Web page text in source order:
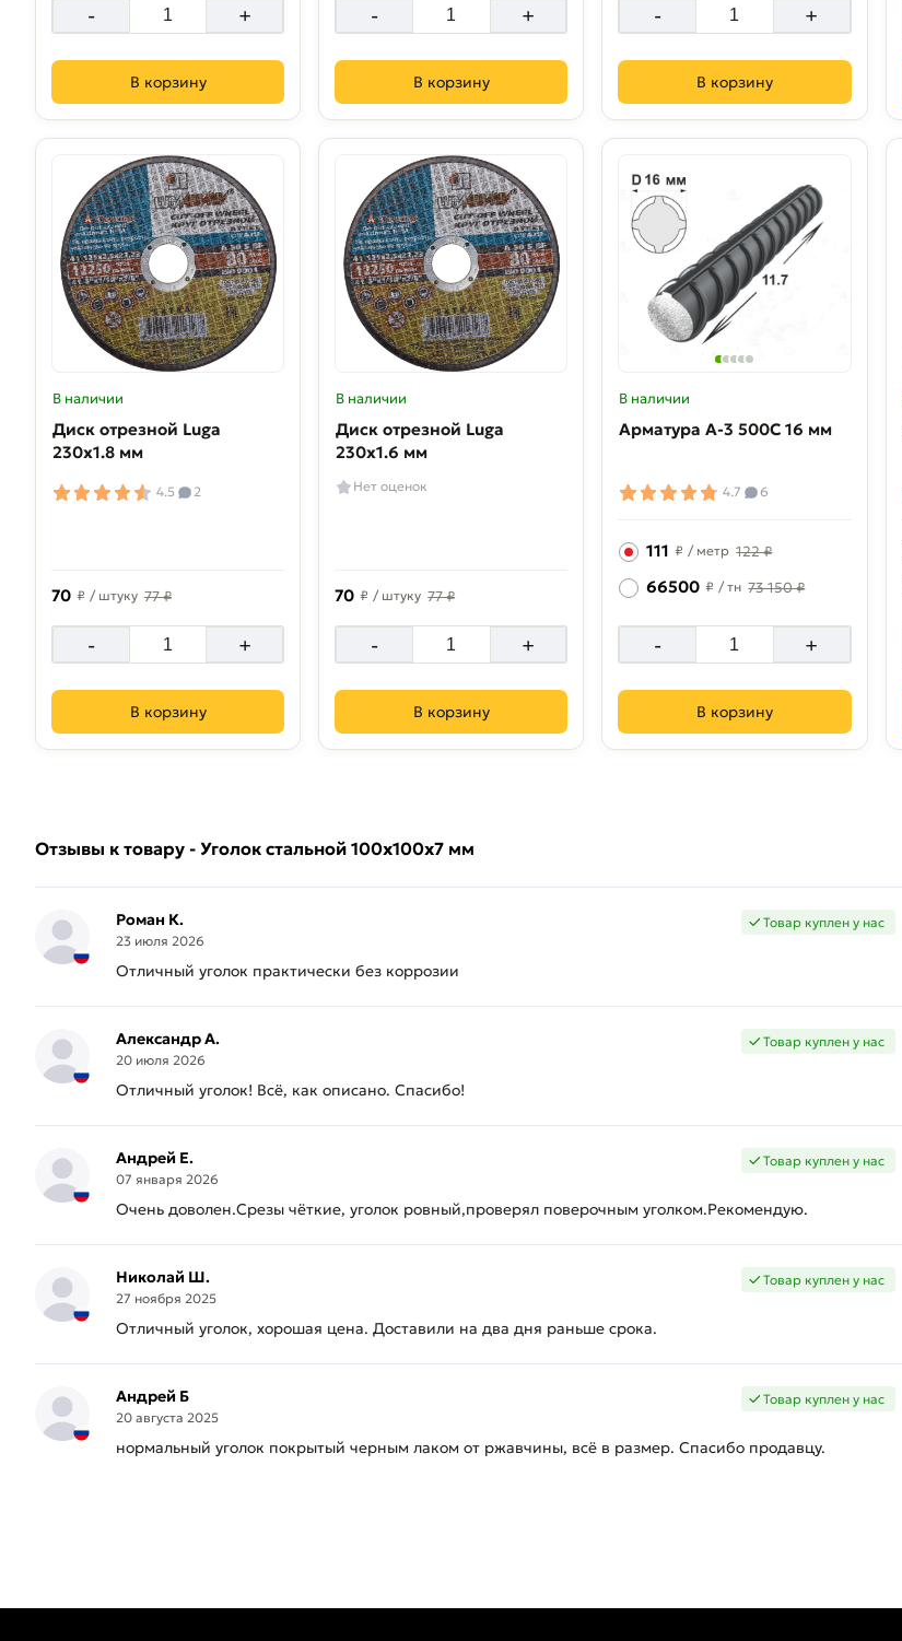
- +
В корзину
- +
В корзину
- +
В корзину
В наличии
Диск отрезной Luga
230х1.8 мм
4.5 2
70 ₽ / штуку 77 ₽
- +
В корзину
В наличии
Диск отрезной Luga
230х1.6 мм
Нет оценок
70 ₽ / штуку 77 ₽
- +
В корзину
В наличии
Арматура A-3 500C 16 мм
4.7 6
111 ₽ / метр 122 ₽
66500 ₽ / тн 73 150 ₽
- +
В корзину
Отзывы к товару - Уголок стальной 100х100х7 мм
Роман К.
23 июля 2026
Товар куплен у нас
Отличный уголок практически без коррозии
Александр А.
20 июля 2026
Товар куплен у нас
Отличный уголок! Всё, как описано. Спасибо!
Андрей Е.
07 января 2026
Товар куплен у нас
Очень доволен.Срезы чёткие, уголок ровный,проверял поверочным уголком.Рекомендую.
Николай Ш.
27 ноября 2025
Товар куплен у нас
Отличный уголок, хорошая цена. Доставили на два дня раньше срока.
Андрей Б
20 августа 2025
Товар куплен у нас
нормальный уголок покрытый черным лаком от ржавчины, всё в размер. Спасибо продавцу.